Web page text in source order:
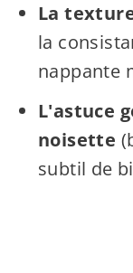
La
la
nappante
L'astuce
noisette
subtil de